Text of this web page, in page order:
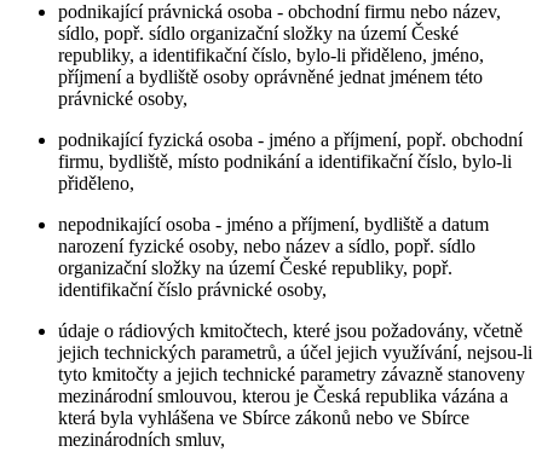
podnikající právnická osoba - obchodní firmu nebo název,
sídlo, popř. sídlo organizační složky na území České
republiky, a identifikační číslo, bylo-li přiděleno, jméno,
příjmení a bydliště osoby oprávněné jednat jménem této
právnické osoby,
podnikající fyzická osoba - jméno a příjmení, popř. obchodní
firmu, bydliště, místo podnikání a identifikační číslo, bylo-li
přiděleno,
nepodnikající osoba - jméno a příjmení, bydliště a datum
narození fyzické osoby, nebo název a sídlo, popř. sídlo
organizační složky na území České republiky, popř.
identifikační číslo právnické osoby,
údaje o rádiových kmitočtech, které jsou požadovány, včetně
jejich technických parametrů, a účel jejich využívání, nejsou-li
tyto kmitočty a jejich technické parametry závazně stanoveny
mezinárodní smlouvou, kterou je Česká republika vázána a
která byla vyhlášena ve Sbírce zákonů nebo ve Sbírce
mezinárodních smluv,